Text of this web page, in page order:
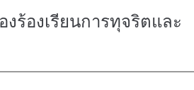
งร้องเรียนการทุจริตและ